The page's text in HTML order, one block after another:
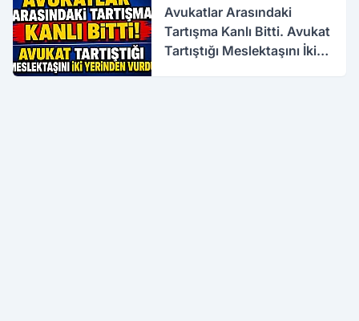
Avukatlar Arasındaki
Tartışma Kanlı Bitti. Avukat
Tartıştığı Meslektaşını İki